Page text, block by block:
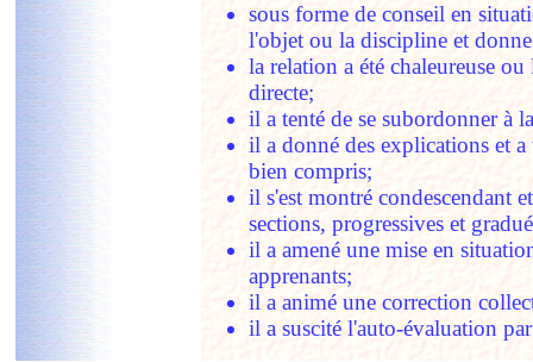
sous forme de conseil en
l'objet ou la discipline et
la relation a été chaleureuse ou
directe;
il a tenté de se subordonner à
il a donné des explications et
bien compris;
il s'est montré condescendant
sections, progressives et
il a amené une mise en
apprenants;
il a animé une correction
il a suscité l'auto-évaluation